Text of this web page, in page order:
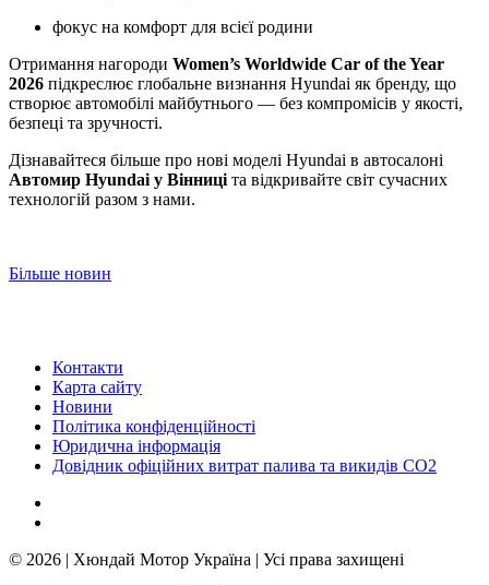
фокус на комфорт для всієї родини
Отримання нагороди Women’s Worldwide Car of the Year
2026 підкреслює глобальне визнання Hyundai як бренду, що
створює автомобілі майбутнього — без компромісів у якості,
безпеці та зручності.
Дізнавайтеся більше про нові моделі Hyundai в автосалоні
Автомир Hyundai у Вінниці та відкривайте світ сучасних
технологій разом з нами.
Більше новин
Контакти
Карта сайту
Новини
Політика конфіденційності
Юридична інформація
Довідник офіційних витрат палива та викидів СО2
© 2026 | Хюндай Мотор Україна | Усі права захищені